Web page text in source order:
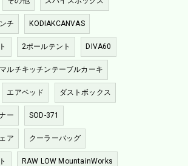
チ KODIAKCANVAS
2ポールテント DIVA60
マルチキッチンテーブルカーキ
エアベッド ダストボックス
ー SOD-371
ア クーラーバッグ
RAW LOW MountainWorks